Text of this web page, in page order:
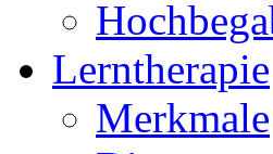
Lerntherapie
Merkmale